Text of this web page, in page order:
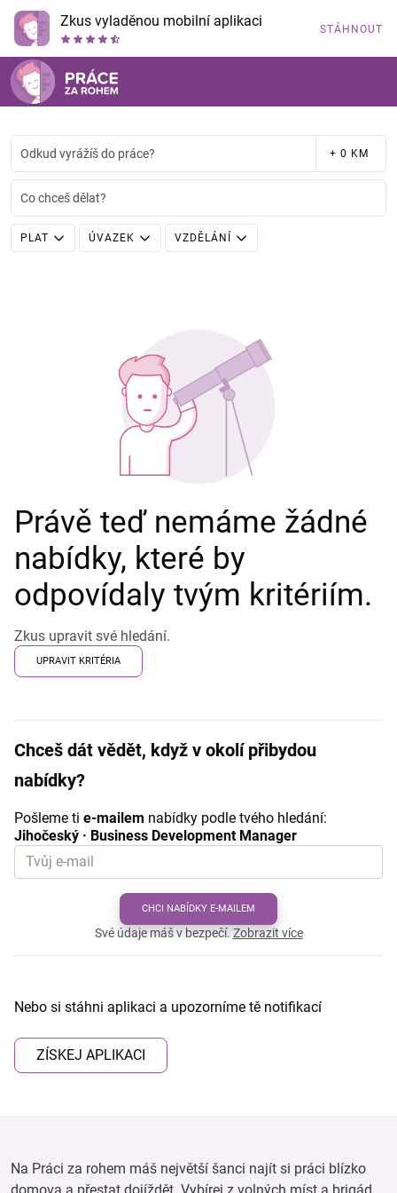
Zkus vyladěnou mobilní aplikaci STÁHNOUT
Odkud vyrážíš do práce? + 0 KM
Co chceš dělat?
PLAT ÚVAZEK VZDĚLÁNÍ
Právě teď nemáme žádné
nabídky, které by
odpovídaly tvým kritériím.
Zkus upravit své hledání.
UPRAVIT KRITÉRIA
Chceš dát vědět, když v okolí přibydou
nabídky?
Pošleme ti e-mailem nabídky podle tvého hledání:
Jihočeský · Business Development Manager
CHCI NABÍDKY E-MAILEM
Své údaje máš v bezpečí.Zobrazit více
Nebo si stáhni aplikaci a upozorníme tě notifikací
ZÍSKEJ APLIKACI
Na Práci za rohem máš největší šanci najít si práci blízko
domova a přestat dojíždět. Vybírej z volných míst a brigád